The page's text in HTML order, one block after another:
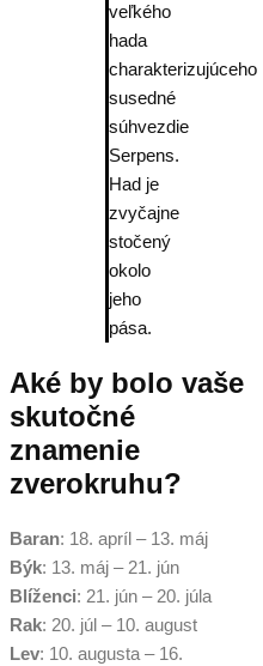
veľkého
hada
charakterizujúceho
susedné
súhvezdie
Serpens.
Had je
zvyčajne
stočený
okolo
jeho
pása.
Aké by bolo vaše
skutočné
znamenie
zverokruhu?
Baran: 18. apríl – 13. máj
Býk: 13. máj – 21. jún
Blíženci: 21. jún – 20. júla
Rak: 20. júl – 10. august
Lev: 10. augusta – 16.